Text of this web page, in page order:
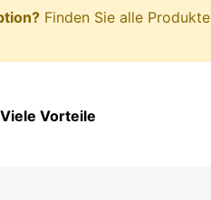
Finden Sie alle Produkte
Viele Vorteile